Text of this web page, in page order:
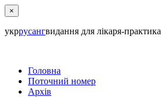
×
укррусангвидання для лікаря-практика
Головна
Поточний номер
Архів